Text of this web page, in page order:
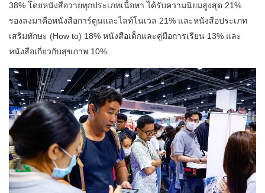
38% โดยหนังสือวายทุกประเภทเนื้อหา ได้รับความนิยมสูงสุด 21%
รองลงมาคือหนังสือการ์ตูนและไลท์โนเวล 21% และหนังสือประเภท
เสริมทักษะ (How to) 18% หนังสือเด็กและคู่มือการเรียน 13% และ
หนังสือเกี่ยวกับสุขภาพ 10%